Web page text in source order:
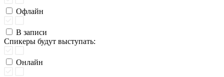
Офлайн
В записи
Спикеры будут выступать:
Онлайн